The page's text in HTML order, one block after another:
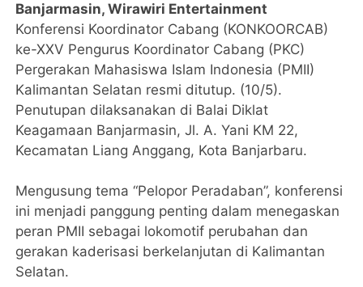
Banjarmasin, Wirawiri Entertainment
Konferensi Koordinator Cabang (KONKOORCAB)
ke-XXV Pengurus Koordinator Cabang (PKC)
Pergerakan Mahasiswa Islam Indonesia (PMII)
Kalimantan Selatan resmi ditutup. (10/5).
Penutupan dilaksanakan di Balai Diklat
Keagamaan Banjarmasin, Jl. A. Yani KM 22,
Kecamatan Liang Anggang, Kota Banjarbaru.
Mengusung tema “Pelopor Peradaban”, konferensi
ini menjadi panggung penting dalam menegaskan
peran PMII sebagai lokomotif perubahan dan
gerakan kaderisasi berkelanjutan di Kalimantan
Selatan.